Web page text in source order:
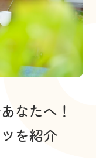
なたへ！
を紹介